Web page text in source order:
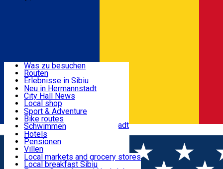
Română
Nützliche informationen
Aktivitäten & Abenteuer
Unterkunft
Essen, Getränke & Nachtleben
Transport & Parken
Was zu besuchen
Routen
Erlebnisse in Sibiu
Podcast
Kultur
Museen
Kirchen
Parks, Zoo
Im Umkreis von Hermannstadt
Neu in Hermannstadt
City Hall News
Local shop
Sibiu Handwerker
Sibiul Verde
Public services
Bildung
Wie komme ich nach Sibiu?
Touristeninfo
Reiseführer
Guided tours
Sport & Adventure
Bike routes
Schwimmen
Reiten
Fitnessstudio
Loc de joacă indoor
Loc de joacă outdoor
Ski
Hotels
Pensionen
Villen
Hostels
Motels
Local markets and grocery stores
Local breakfast Sibiu